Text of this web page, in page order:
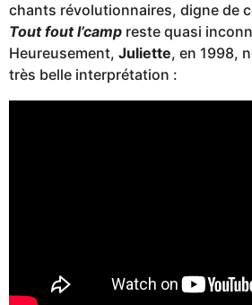
chants révolutionnaires, digne de
Tout fout l’camp reste quasi
Heureusement, Juliette, en 1998,
très belle interprétation :